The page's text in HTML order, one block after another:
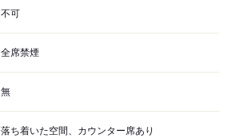
不可
全席禁煙
無
落ち着いた空間、カウンター席あり